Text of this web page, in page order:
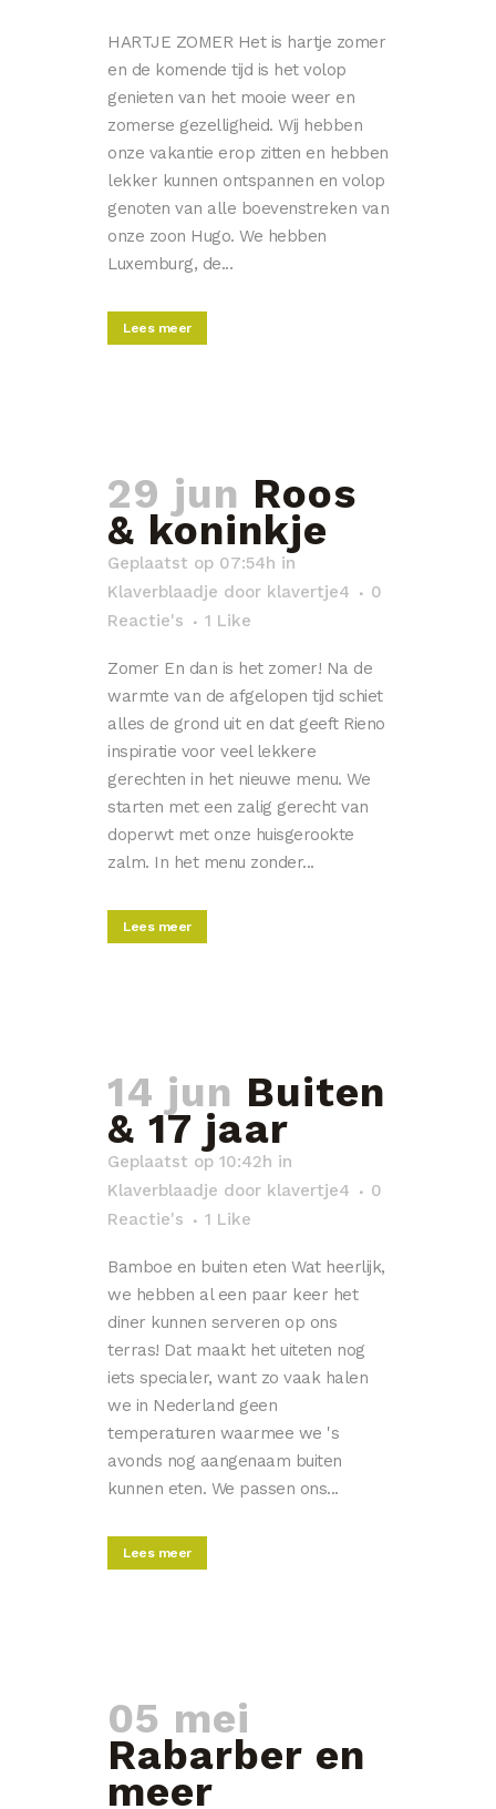
HARTJE ZOMER Het is hartje zomer
en de komende tijd is het volop
genieten van het mooie weer en
zomerse gezelligheid. Wij hebben
onze vakantie erop zitten en hebben
lekker kunnen ontspannen en volop
genoten van alle boevenstreken van
onze zoon Hugo. We hebben
Luxemburg, de...
Lees meer
29 jun Roos
& koninkje
Geplaatst op 07:54h in
Klaverblaadje door klavertje4
0
Reactie's
1 Like
Zomer En dan is het zomer! Na de
warmte van de afgelopen tijd schiet
alles de grond uit en dat geeft Rieno
inspiratie voor veel lekkere
gerechten in het nieuwe menu. We
starten met een zalig gerecht van
doperwt met onze huisgerookte
zalm. In het menu zonder...
Lees meer
14 jun Buiten
& 17 jaar
Geplaatst op 10:42h in
Klaverblaadje door klavertje4
0
Reactie's
1 Like
Bamboe en buiten eten Wat heerlijk,
we hebben al een paar keer het
diner kunnen serveren op ons
terras! Dat maakt het uiteten nog
iets specialer, want zo vaak halen
we in Nederland geen
temperaturen waarmee we 's
avonds nog aangenaam buiten
kunnen eten. We passen ons...
Lees meer
05 mei
Rabarber en
meer